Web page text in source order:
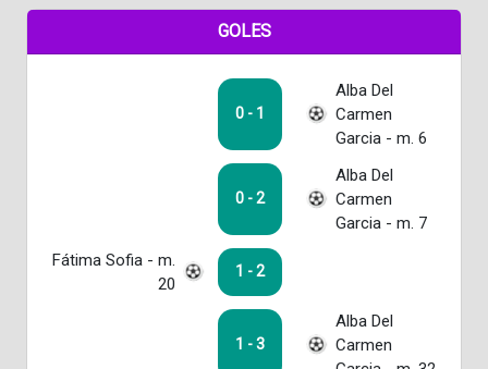
GOLES
0 - 1
Alba Del
Carmen
Garcia - m. 6
0 - 2
Alba Del
Carmen
Garcia - m. 7
Fátima Sofia - m.
20
1 - 2
1 - 3
Alba Del
Carmen